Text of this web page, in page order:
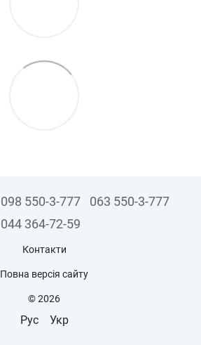
098 550-3-777
063 550-3-777
044 364-72-59
Контакти
Повна версія сайту
© 2026
Рус Укр